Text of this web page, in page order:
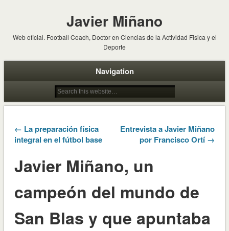
Javier Miñano
Web oficial. Football Coach, Doctor en Ciencias de la Actividad Fisica y el
Deporte
Navigation
← La preparación física
integral en el fútbol base
Entrevista a Javier Miñano
por Francisco Ortí →
Javier Miñano, un
campeón del mundo de
San Blas y que apuntaba